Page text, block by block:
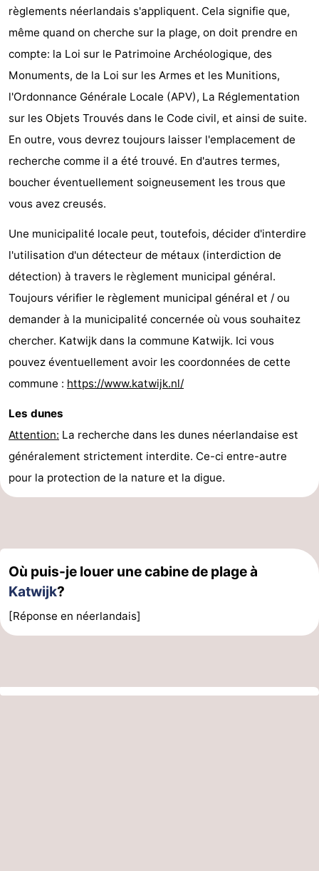
règlements néerlandais s'appliquent. Cela signifie que,
même quand on cherche sur la plage, on doit prendre en
compte: la Loi sur le Patrimoine Archéologique, des
Monuments, de la Loi sur les Armes et les Munitions,
l'Ordonnance Générale Locale (APV), La Réglementation
sur les Objets Trouvés dans le Code civil, et ainsi de suite.
En outre, vous devrez toujours laisser l'emplacement de
recherche comme il a été trouvé. En d'autres termes,
boucher éventuellement soigneusement les trous que
vous avez creusés.
Une municipalité locale peut, toutefois, décider d'interdire
l'utilisation d'un détecteur de métaux (interdiction de
détection) à travers le règlement municipal général.
Toujours vérifier le règlement municipal général et / ou
demander à la municipalité concernée où vous souhaitez
chercher. Katwijk dans la commune Katwijk. Ici vous
pouvez éventuellement avoir les coordonnées de cette
commune : https://www.katwijk.nl/
Les dunes
Attention: La recherche dans les dunes néerlandaise est
généralement strictement interdite. Ce-ci entre-autre
pour la protection de la nature et la digue.
Où puis-je louer une cabine de plage à
Katwijk?
[Réponse en néerlandais]